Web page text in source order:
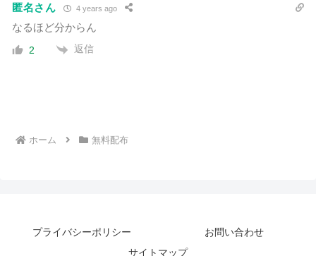
匿名さん 4 years ago
なるほど分からん
2 返信
ホーム 無料配布
プライバシーポリシー
お問い合わせ
サイトマップ